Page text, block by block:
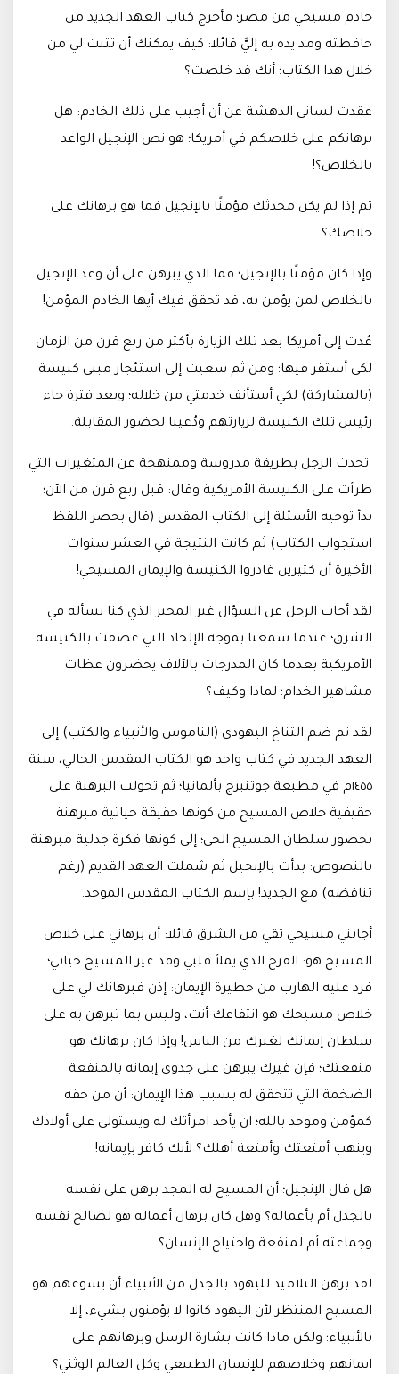
خادم مسيحي من مصر؛ فأخرج كتاب العهد الجديد من
حافظته ومد يده به إليَّ قائلا: كيف يمكنك أن تثبت لي من
خلال هذا الكتاب؛ أنك قد خلصت؟
عقدت لساني الدهشة عن أن أجيب على ذلك الخادم: هل
برهانكم على خلاصكم في أمريكا؛ هو نص الإنجيل الواعد
بالخلاص؟!
ثم إذا لم يكن محدثك مؤمنًا بالإنجيل فما هو برهانك على
خلاصك؟
وإذا كان مؤمنًا بالإنجيل؛ فما الذي يبرهن على أن وعد الإنجيل
بالخلاص لمن يؤمن به، قد تحقق فيك أيها الخادم المؤمن!
عُدت إلى أمريكا بعد تلك الزيارة بأكثر من ربع قرن من الزمان
لكي أستقر فيها؛ ومن ثم سعيت إلى استئجار مبني كنيسة
(بالمشاركة) لكي أستأنف خدمتي من خلاله؛ وبعد فترة جاء
رئيس تلك الكنيسة لزيارتهم ودُعينا لحضور المقابلة.
تحدث الرجل بطريقة مدروسة وممنهجة عن المتغيرات التي
طرأت على الكنيسة الأمريكية وقال: قبل ربع قرن من الآن؛
بدأ توجيه الأسئلة إلى الكتاب المقدس (قال بحصر اللفظ
استجواب الكتاب) ثم كانت النتيجة في العشر سنوات
الأخيرة أن كثيرين غادروا الكنيسة والإيمان المسيحي!
لقد أجاب الرجل عن السؤال غير المحير الذي كنا نسأله في
الشرق؛ عندما سمعنا بموجة الإلحاد التي عصفت بالكنيسة
الأمريكية بعدما كان المدرجات بالآلاف يحضرون عظات
مشاهير الخدام؛ لماذا وكيف؟
لقد تم ضم التناخ اليهودي (الناموس والأنبياء والكتب) إلى
العهد الجديد في كتاب واحد هو الكتاب المقدس الحالي، سنة
١٤٥٥م في مطبعة جوتنبرج بألمانيا؛ ثم تحولت البرهنة على
حقيقية خلاص المسيح من كونها حقيقة حياتية مبرهنة
بحضور سلطان المسيح الحي؛ إلى كونها فكرة جدلية مبرهنة
بالنصوص: بدأت بالإنجيل ثم شملت العهد القديم (رغم
تناقضه) مع الجديد! بإسم الكتاب المقدس الموحد.
أجابني مسيحي تقي من الشرق قائلا: أن برهاني على خلاص
المسيح هو: الفرح الذي يملأ قلبي وقد غير المسيح حياتي؛
فرد عليه الهارب من حظيرة الإيمان: إذن فبرهانك لي على
خلاص مسيحك هو انتفاعك أنت، وليس بما تبرهن به على
سلطان إيمانك لغيرك من الناس! وإذا كان برهانك هو
منفعتك؛ فإن غيرك يبرهن على جدوى إيمانه بالمنفعة
الضخمة التي تتحقق له بسبب هذا الإيمان: أن من حقه
كمؤمن وموحد بالله؛ ان يأخذ امرأتك له ويستولي على أولادك
وينهب أمتعتك وأمتعة أهلك؟ لأنك كافر بإيمانه!
هل قال الإنجيل؛ أن المسيح له المجد برهن على نفسه
بالجدل أم بأعماله؟ وهل كان برهان أعماله هو لصالح نفسه
وجماعته أم لمنفعة واحتياج الإنسان؟
لقد برهن التلاميذ لليهود بالجدل من الأنبياء أن يسوعهم هو
المسيح المنتظر لأن اليهود كانوا لا يؤمنون بشيء، إلا
بالأنبياء؛ ولكن ماذا كانت بشارة الرسل وبرهانهم على
ايمانهم وخلاصهم للإنسان الطبيعي وكل العالم الوثني؟